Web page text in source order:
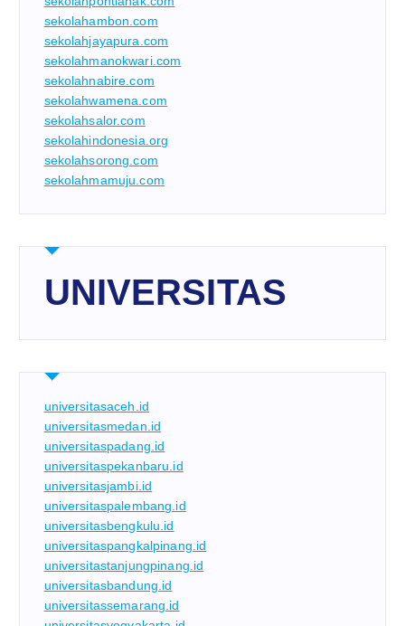
sekolahambon.com
sekolahjayapura.com
sekolahmanokwari.com
sekolahnabire.com
sekolahwamena.com
sekolahsalor.com
sekolahindonesia.org
sekolahsorong.com
sekolahmamuju.com
UNIVERSITAS
universitasaceh.id
universitasmedan.id
universitaspadang.id
universitaspekanbaru.id
universitasjambi.id
universitaspalembang.id
universitasbengkulu.id
universitaspangkalpinang.id
universitastanjungpinang.id
universitasbandung.id
universitassemarang.id